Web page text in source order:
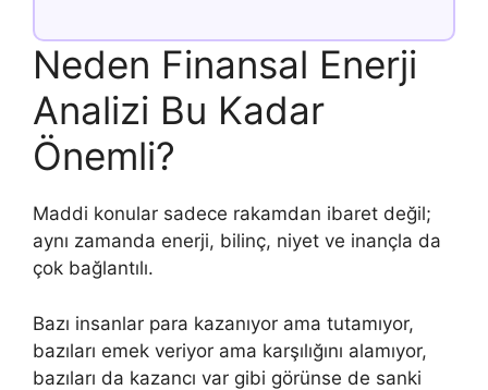
Neden Finansal Enerji
Analizi Bu Kadar
Önemli?
Maddi konular sadece rakamdan ibaret değil;
aynı zamanda enerji, bilinç, niyet ve inançla da
çok bağlantılı.
Bazı insanlar para kazanıyor ama tutamıyor,
bazıları emek veriyor ama karşılığını alamıyor,
bazıları da kazancı var gibi görünse de sanki